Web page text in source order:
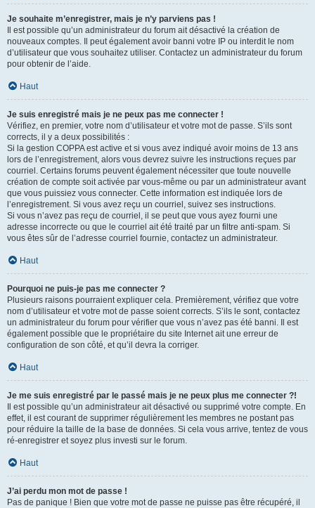
Je souhaite m’enregistrer, mais je n’y parviens pas !
Il est possible qu’un administrateur du forum ait désactivé la création de
nouveaux comptes. Il peut également avoir banni votre IP ou interdit le nom
d’utilisateur que vous souhaitez utiliser. Contactez un administrateur du forum
pour obtenir de l’aide.
Haut
Je suis enregistré mais je ne peux pas me connecter !
Vérifiez, en premier, votre nom d’utilisateur et votre mot de passe. S’ils sont
corrects, il y a deux possibilités :
Si la gestion COPPA est active et si vous avez indiqué avoir moins de 13 ans
lors de l’enregistrement, alors vous devrez suivre les instructions reçues par
courriel. Certains forums peuvent également nécessiter que toute nouvelle
création de compte soit activée par vous-même ou par un administrateur avant
que vous puissiez vous connecter. Cette information est indiquée lors de
l’enregistrement. Si vous avez reçu un courriel, suivez ses instructions.
Si vous n’avez pas reçu de courriel, il se peut que vous ayez fourni une
adresse incorrecte ou que le courriel ait été traité par un filtre anti-spam. Si
vous êtes sûr de l’adresse courriel fournie, contactez un administrateur.
Haut
Pourquoi ne puis-je pas me connecter ?
Plusieurs raisons pourraient expliquer cela. Premièrement, vérifiez que votre
nom d’utilisateur et votre mot de passe soient corrects. S’ils le sont, contactez
un administrateur du forum pour vérifier que vous n’avez pas été banni. Il est
également possible que le propriétaire du site Internet ait une erreur de
configuration de son côté, et qu’il devra la corriger.
Haut
Je me suis enregistré par le passé mais je ne peux plus me connecter ?!
Il est possible qu’un administrateur ait désactivé ou supprimé votre compte. En
effet, il est courant de supprimer régulièrement les membres ne postant pas
pour réduire la taille de la base de données. Si cela vous arrive, tentez de vous
ré-enregistrer et soyez plus investi sur le forum.
Haut
J’ai perdu mon mot de passe !
Pas de panique ! Bien que votre mot de passe ne puisse pas être récupéré, il